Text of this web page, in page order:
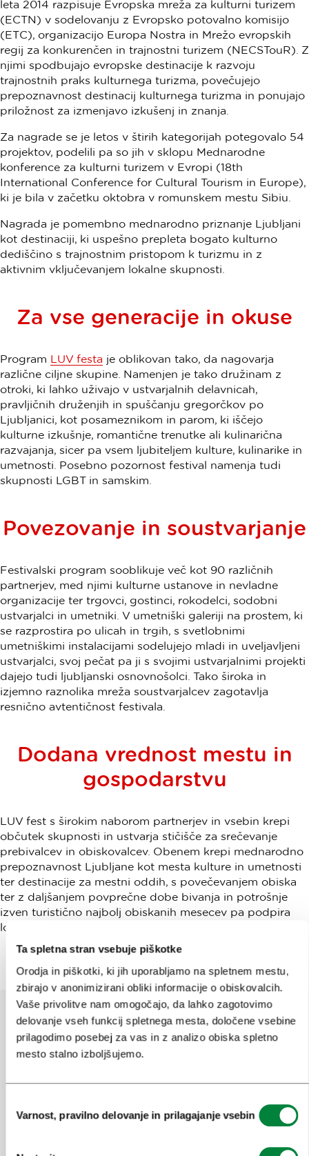
Ta spletna stran vsebuje piškotke
Orodja in piškotki, ki jih uporabljamo na spletnem mestu,
zbirajo v anonimizirani obliki informacije o obiskovalcih.
Vaše privolitve nam omogočajo, da lahko zagotovimo
delovanje vseh funkcij spletnega mesta, določene vsebine
prilagodimo posebej za vas in z analizo obiska spletno
mesto stalno izboljšujemo.
soglasja
Varnost, pravilno delovanje in prilagajanje vsebin
leta 2014 razpisuje Evropska mreža za kulturni turizem
(ECTN) v sodelovanju z Evropsko potovalno komisijo
(ETC), organizacijo Europa Nostra in Mrežo evropskih
regij za konkurenčen in trajnostni turizem (NECSTouR). Z
njimi spodbujajo evropske destinacije k razvoju
trajnostnih praks kulturnega turizma, povečujejo
prepoznavnost destinacij kulturnega turizma in ponujajo
priložnost za izmenjavo izkušenj in znanja.
Za nagrade se je letos v štirih kategorijah potegovalo 54
projektov, podelili pa so jih v sklopu Mednarodne
konference za kulturni turizem v Evropi (18th
International Conference for Cultural Tourism in Europe),
ki je bila v začetku oktobra v romunskem mestu Sibiu.
Nagrada je pomembno mednarodno priznanje Ljubljani
kot destinaciji, ki uspešno prepleta bogato kulturno
dediščino s trajnostnim pristopom k turizmu in z
aktivnim vključevanjem lokalne skupnosti.
Za vse generacije in okuse
Program LUV festa je oblikovan tako, da nagovarja
različne ciljne skupine. Namenjen je tako družinam z
otroki, ki lahko uživajo v ustvarjalnih delavnicah,
pravljičnih druženjih in spuščanju gregorčkov po
Ljubljanici, kot posameznikom in parom, ki iščejo
kulturne izkušnje, romantične trenutke ali kulinarična
razvajanja, sicer pa vsem ljubiteljem kulture, kulinarike in
umetnosti. Posebno pozornost festival namenja tudi
skupnosti LGBT in samskim.
Povezovanje in soustvarjanje
Festivalski program sooblikuje več kot 90 različnih
partnerjev, med njimi kulturne ustanove in nevladne
organizacije ter trgovci, gostinci, rokodelci, sodobni
ustvarjalci in umetniki. V umetniški galeriji na prostem, ki
se razprostira po ulicah in trgih, s svetlobnimi
umetniškimi instalacijami sodelujejo mladi in uveljavljeni
ustvarjalci, svoj pečat pa ji s svojimi ustvarjalnimi projekti
dajejo tudi ljubljanski osnovnošolci. Tako široka in
izjemno raznolika mreža soustvarjalcev zagotavlja
resnično avtentičnost festivala.
Dodana vrednost mestu in
gospodarstvu
LUV fest s širokim naborom partnerjev in vsebin krepi
občutek skupnosti in ustvarja stičišče za srečevanje
prebivalcev in obiskovalcev. Obenem krepi mednarodno
prepoznavnost Ljubljane kot mesta kulture in umetnosti
ter destinacije za mestni oddih, s povečevanjem obiska
ter z daljšanjem povprečne dobe bivanja in potrošnje
izven turistično najbolj obiskanih mesecev pa podpira
lokalno gospodarstvo.
Pomagajte nam izboljšati spletno
mesto
Ste našli informacije, ki ste jih iskali?